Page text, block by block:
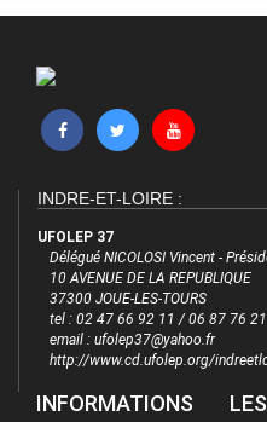
INDRE-ET-LOIRE :
UFOLEP 37
Délégué NICOLOSI Vincent -
10 AVENUE DE LA REPUBLIQUE
37300 JOUE-LES-TOURS
tel : 02 47 66 92 11 / 06 87 76
email : ufolep37@yahoo.fr
http://www.cd.ufolep.org/
INFORMATIONS